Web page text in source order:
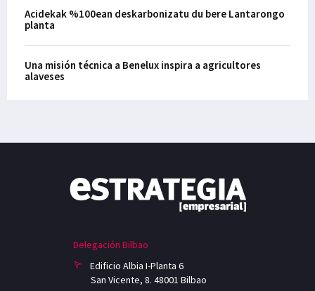
Acidekak %100ean deskarbonizatu du bere Lantarongo
planta
Una misión técnica a Benelux inspira a agricultores
alaveses
Delegación Bilbao
Edificio Albia I-Planta 6
San Vicente, 8. 48001 Bilbao